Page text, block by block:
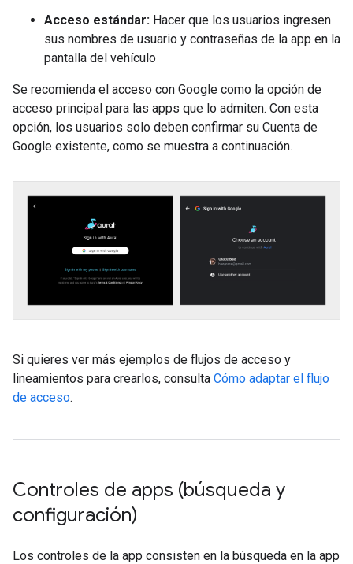
Acceso estándar: Hacer que los usuarios ingresen
sus nombres de usuario y contraseñas de la app en la
pantalla del vehículo
Se recomienda el acceso con Google como la opción de
acceso principal para las apps que lo admiten. Con esta
opción, los usuarios solo deben confirmar su Cuenta de
Google existente, como se muestra a continuación.
Si quieres ver más ejemplos de flujos de acceso y
lineamientos para crearlos, consulta Cómo adaptar el flujo
de acceso.
Controles de apps (búsqueda y
configuración)
Los controles de la app consisten en la búsqueda en la app